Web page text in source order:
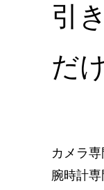
引
だ
カメラ
腕時計